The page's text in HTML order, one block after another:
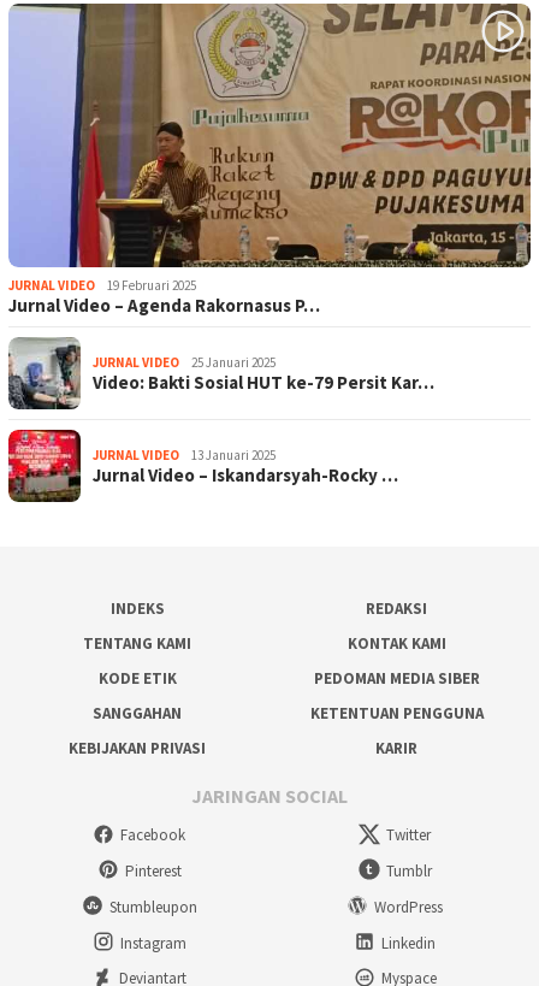
JURNAL VIDEO 19 Februari 2025
Jurnal Video – Agenda Rakornasus P…
JURNAL VIDEO 25 Januari 2025
Video: Bakti Sosial HUT ke-79 Persit Kar…
JURNAL VIDEO 13 Januari 2025
Jurnal Video – Iskandarsyah-Rocky …
INDEKS
REDAKSI
TENTANG KAMI
KONTAK KAMI
KODE ETIK
PEDOMAN MEDIA SIBER
SANGGAHAN
KETENTUAN PENGGUNA
KEBIJAKAN PRIVASI
KARIR
JARINGAN SOCIAL
Facebook
Twitter
Pinterest
Tumblr
Stumbleupon
WordPress
Instagram
Linkedin
Deviantart
Myspace